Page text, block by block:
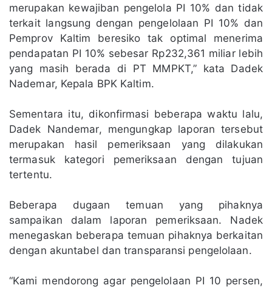
merupakan kewajiban pengelola PI 10% dan tidak
terkait langsung dengan pengelolaan PI 10% dan
Pemprov Kaltim beresiko tak optimal menerima
pendapatan PI 10% sebesar Rp232,361 miliar lebih
yang masih berada di PT MMPKT,” kata Dadek
Nademar, Kepala BPK Kaltim.
Sementara itu, dikonfirmasi beberapa waktu lalu,
Dadek Nandemar, mengungkap laporan tersebut
merupakan hasil pemeriksaan yang dilakukan
termasuk kategori pemeriksaan dengan tujuan
tertentu.
Beberapa dugaan temuan yang pihaknya
sampaikan dalam laporan pemeriksaan. Nadek
menegaskan beberapa temuan pihaknya berkaitan
dengan akuntabel dan transparansi pengelolaan.
“Kami mendorong agar pengelolaan PI 10 persen,